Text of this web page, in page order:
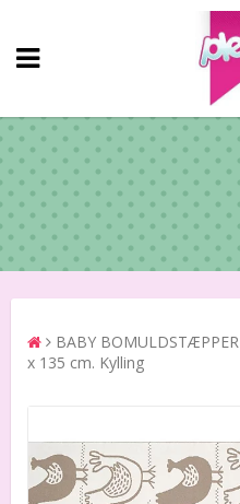
BABY BOMULDSTÆPPER
x 135 cm. Kylling